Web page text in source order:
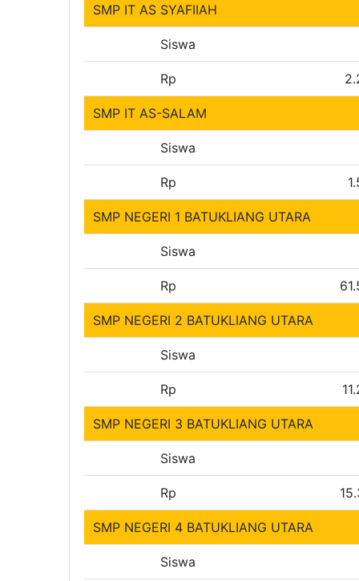
SMP IT AS SYAFIIAH
Siswa
Rp
SMP IT AS-SALAM
Siswa
Rp
SMP NEGERI 1 BATUKLIANG UTARA
Siswa
Rp
SMP NEGERI 2 BATUKLIANG UTARA
Siswa
Rp
SMP NEGERI 3 BATUKLIANG UTARA
Siswa
Rp
SMP NEGERI 4 BATUKLIANG UTARA
Siswa